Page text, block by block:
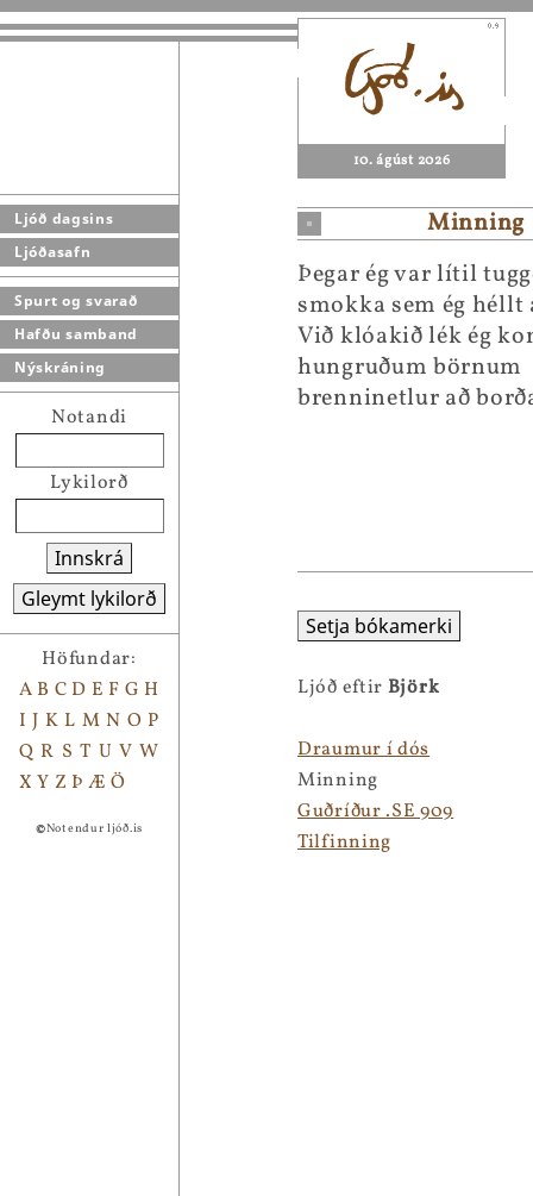
Ljóð dagsins
Ljóðasafn
Spurt og svarað
Hafðu samband
Nýskráning
Notandi
Lykilorð
Innskrá
Gleymt lykilorð
Höfundar:
A B C D E F G H
I J K L M N O P
Q R S T U V W
X Y Z Þ Æ Ö
©Notendur ljóð.is
10. ágúst 2026
Minning
Þegar ég var lítil
smokka sem ég
Við klóakið lék ég
hungruðum börnum
brenninetlur að
Setja bókamerki
Ljóð eftir Björk
Draumur í dós
Minning
Guðríður .SE 909
Tilfinning